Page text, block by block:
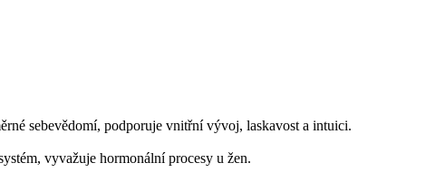
sebevědomí, podporuje vnitřní vývoj, laskavost a intuici.
vyvažuje hormonální procesy u žen.